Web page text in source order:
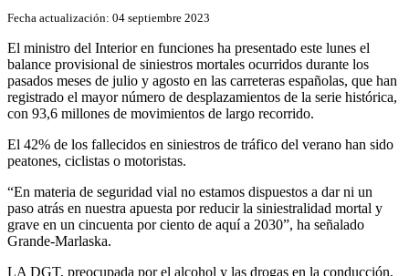
Fecha actualización: 04 septiembre 2023
El ministro del Interior en funciones ha presentado este lunes el
balance provisional de siniestros mortales ocurridos durante los
pasados meses de julio y agosto en las carreteras españolas, que han
registrado el mayor número de desplazamientos de la serie histórica,
con 93,6 millones de movimientos de largo recorrido.
El 42% de los fallecidos en siniestros de tráfico del verano han sido
peatones, ciclistas o motoristas.
“En materia de seguridad vial no estamos dispuestos a dar ni un
paso atrás en nuestra apuesta por reducir la siniestralidad mortal y
grave en un cincuenta por ciento de aquí a 2030”, ha señalado
Grande-Marlaska.
LA DGT, preocupada por el alcohol y las drogas en la conducción,